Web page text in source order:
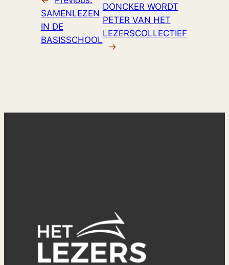
SAMENLEZEN
IN DE
BASISSCHOOL
DONCKER WORDT
PETER VAN HET
LEZERSCOLLECTIEF
→